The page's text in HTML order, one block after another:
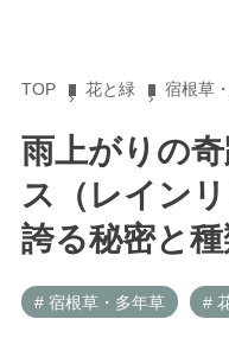
TOP 花と緑 宿根草
雨上がりの
ス（レイン
誇る秘密と
# 宿根草・多年草 #